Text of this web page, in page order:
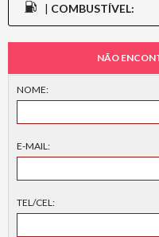
| COMBUSTÍVEL:
NÃO
NOME:
E-MAIL:
TEL/CEL: